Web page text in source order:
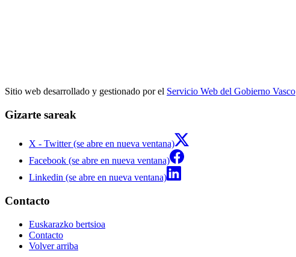
Sitio web desarrollado y gestionado por el Servicio Web del Gobierno Vasco
Gizarte sareak
X - Twitter (se abre en nueva ventana)
Facebook (se abre en nueva ventana)
Linkedin (se abre en nueva ventana)
Contacto
Euskarazko bertsioa
Contacto
Volver arriba